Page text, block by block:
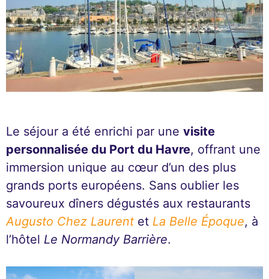
Le séjour a été enrichi par une visite
personnalisée du Port du Havre, offrant une
immersion unique au cœur d’un des plus
grands ports européens. Sans oublier les
savoureux dîners dégustés aux restaurants
Augusto Chez Laurent et La Belle Époque, à
l’hôtel Le Normandy Barrière.